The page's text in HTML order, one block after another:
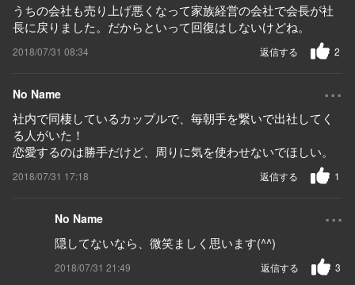
うちの会社も売り上げ悪くなって家族経営の会社で会長が社
長に戻りました。だからといって回復はしないけどね。
2018/07/31 08:34 2
返信する
No Name ...
社内で同棲しているカップルで、毎朝手を繋いで出社してく
る人がいた！
恋愛するのは勝手だけど、周りに気を使わせないでほしい。
2018/07/31 17:18 1
返信する
No Name ...
隠してないなら、微笑ましく思います(^^)
2018/07/31 21:49 3
返信する